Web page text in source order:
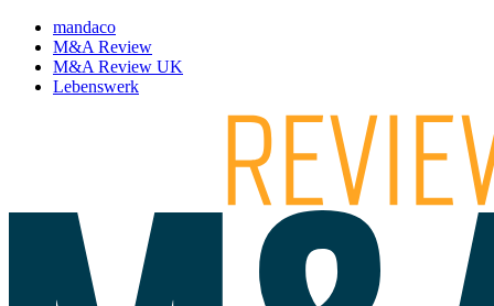
mandaco
M&A Review
M&A Review UK
Lebenswerk